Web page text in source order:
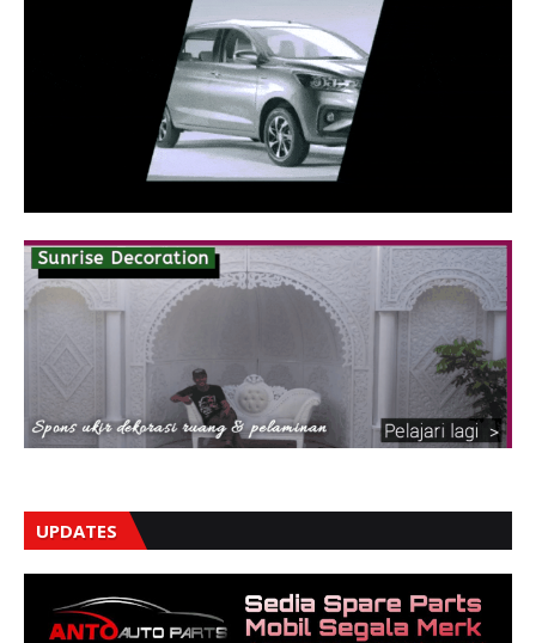
UPDATES